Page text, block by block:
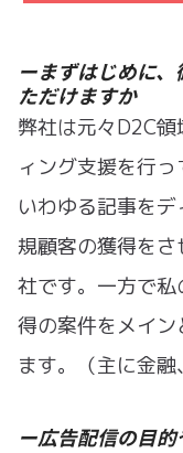
ーまずはじめに
ただけますか
弊社は元々D2C
ィング支援を行っ
いわゆる記事を
規顧客の獲得を
社です。一方で
得の案件をメイ
ます。（主に金融
ー広告配信の目